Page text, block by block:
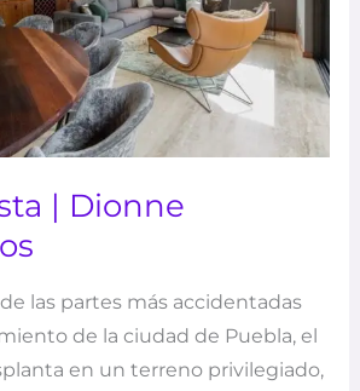
| Dionne
las partes más accidentadas
de la ciudad de Puebla, el
en un terreno privilegiado,